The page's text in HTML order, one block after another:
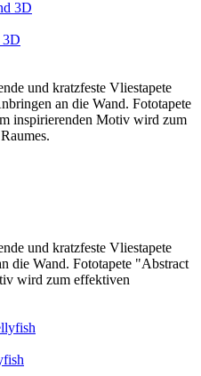
3D
und kratzfeste Vliestapete
an die Wand. Fototapete
inspirierenden Motiv wird zum
und kratzfeste Vliestapete
die Wand. Fototapete "Abstract
wird zum effektiven